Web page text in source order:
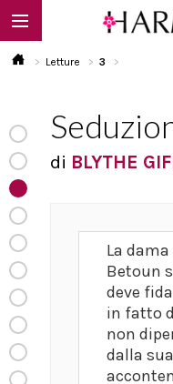
EBOOK
LIBRI
Calendario
FAQ
Letture 3
di BLYTHE
La
Betoun
deve
in fatto
non
dalla